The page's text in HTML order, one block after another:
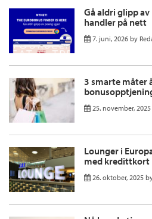
Gå aldri glipp
handler på nett
7. juni, 2026 by
3 smarte måter
25. november, 2025
Lounger i
med kredittkort
26. oktober, 2025